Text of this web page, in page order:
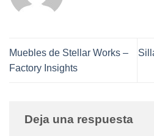
Muebles de Stellar Works –
Factory Insights
Deja una respuesta